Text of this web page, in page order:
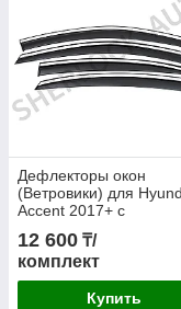
Дефлекторы окон
(Ветровики) для
Accent 2017+ с
металлическим
молдингом
12 600 ₸/
комплект
Купить